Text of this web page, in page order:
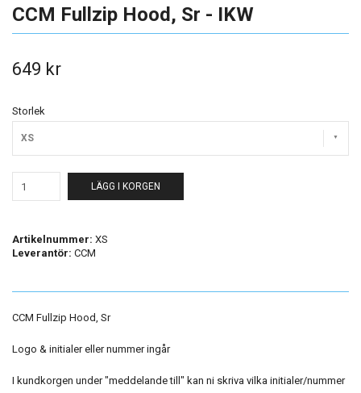
CCM Fullzip Hood, Sr - IKW
649 kr
Storlek
XS
LÄGG I KORGEN
Artikelnummer: XS
Leverantör: CCM
CCM Fullzip Hood, Sr
Logo & initialer eller nummer ingår
I kundkorgen under "meddelande till" kan ni skriva vilka initialer/nummer